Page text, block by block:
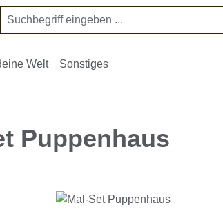
Welt Sonstiges
Puppenhaus